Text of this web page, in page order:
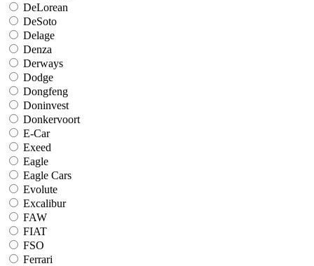
DeLorean
DeSoto
Delage
Denza
Derways
Dodge
Dongfeng
Doninvest
Donkervoort
E-Car
Exeed
Eagle
Eagle Cars
Evolute
Excalibur
FAW
FIAT
FSO
Ferrari